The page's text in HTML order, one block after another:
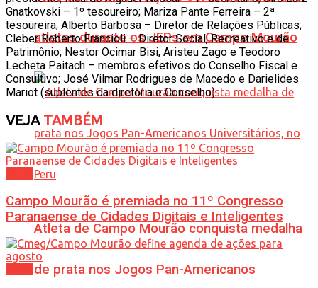
atletas durante os JEPs em Campo Mourão
Atleta de Campo Mourão conquista medalha
de prata nos Jogos Pan-Americanos
Gnatkovski – 1º tesoureiro; Mariza Pante Ferreira – 2ª
tesoureira; Alberto Barbosa – Diretor de Relações Públicas;
Cleber Roberto Francioli – Diretor Social, Recreativo e de
Patrimônio; Nestor Ocimar Bisi, Aristeu Zago e Teodoro
Lecheta Paitach – membros efetivos do Conselho Fiscal e
Consultivo; José Vilmar Rodrigues de Macedo e Darielides
Mariot (suplentes da diretoria e Conselho).
VEJATAMBÉM
Campo Mourão é premiada no 11º Congresso
Paranaense de Cidades Digitais e Inteligentes